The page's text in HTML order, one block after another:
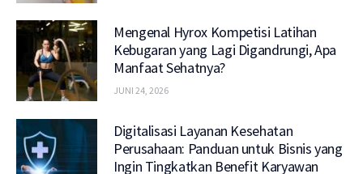
Mengenal Hyrox Kompetisi Latihan
Kebugaran yang Lagi Digandrungi, Apa
Manfaat Sehatnya?
JUNI 24, 2026
Digitalisasi Layanan Kesehatan
Perusahaan: Panduan untuk Bisnis yang
Ingin Tingkatkan Benefit Karyawan